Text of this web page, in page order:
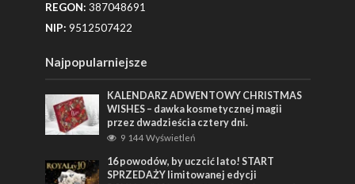
REGON: 387048691
NIP: 9512507422
Najpopularniejsze
KALENDARZ ADWENTOWY CHRISTMAS
WISHES – dawka kosmetycznej magii
przez dwadzieścia cztery dni.
9 144 Wyświetleń
16 powodów, by uczcić lato! START
SPRZEDAŻY limitowanej edycji